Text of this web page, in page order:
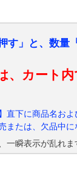
す」と、数量
、カート
直下に商品名お
または、欠品中に
一瞬表示が乱れま